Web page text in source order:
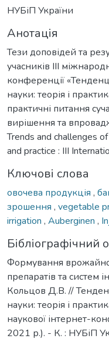
НУБіП України
Анотація
Тези доповідей та
учасників IIІ
конференції
науки: теорія і
практичні питання
вирішення та
Trends and challenges
and practice : III
Ключові слова
овочева продукція ,
зрошення , vegetable
irrigation , Auberginen ,
Бібліографічний
Формування
препаратів та систем
Кольцов Д.В. //
науки: теорія і
наукової інтернет-
2021 р.). - К. : НУБіП